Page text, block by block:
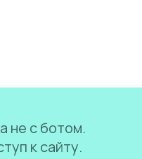
не с ботом.
к сайту.